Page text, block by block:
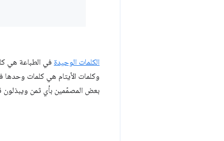
الكلمات الوحيدة في الطباعة هي
وكلمات الأيتام هي كلمات
بعض المصمّمين بأي ثمن ويبذلون